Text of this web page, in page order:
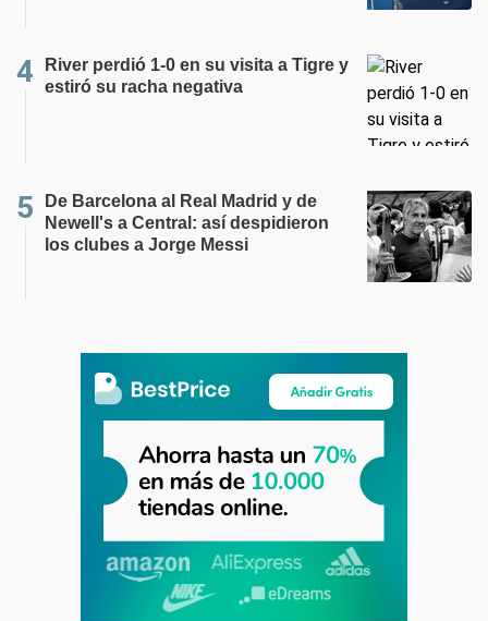
River perdió 1-0 en su visita a Tigre y
estiró su racha negativa
De Barcelona al Real Madrid y de
Newell's a Central: así despidieron
los clubes a Jorge Messi